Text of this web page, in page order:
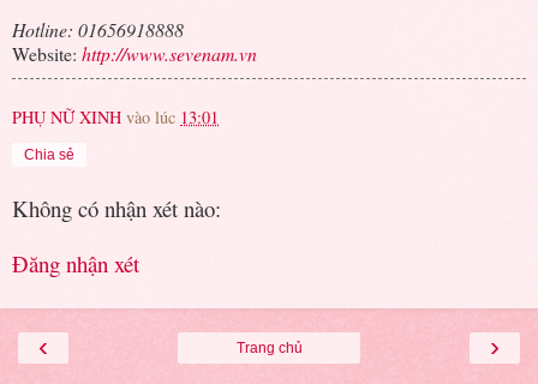
Hotline: 01656918888
Website: http://www.sevenam.vn
PHỤ NỮ XINH vào lúc 13:01
Chia sẻ
Không có nhận xét nào:
Đăng nhận xét
‹ ›
Trang chủ